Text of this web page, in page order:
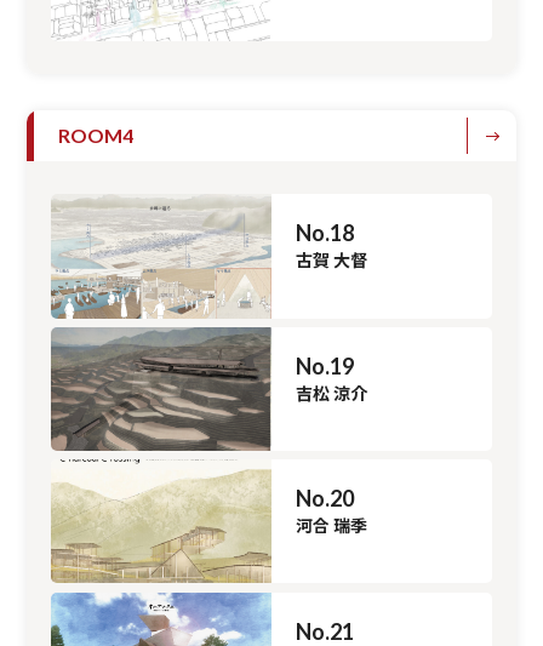
ROOM4
No.18
古賀 大督
No.19
吉松 涼介
No.20
河合 瑞季
No.21